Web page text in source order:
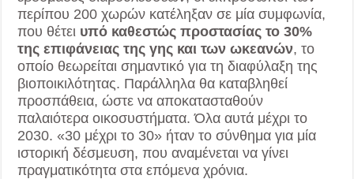
περίπου 200 χωρών κατέληξαν σε μία συμφωνία,
που θέτει υπό καθεστώς προστασίας το 30%
της επιφάνειας της γης και των ωκεανών, το
οποίο θεωρείται σημαντικό για τη διαφύλαξη της
βιοποικιλότητας. Παράλληλα θα καταβληθεί
προσπάθεια, ώστε να αποκατασταθούν
παλαιότερα οικοσυστήματα. Όλα αυτά μέχρι το
2030. «30 μέχρι το 30» ήταν το σύνθημα για μία
ιστορική δέσμευση, που αναμένεται να γίνει
πραγματικότητα στα επόμενα χρόνια.